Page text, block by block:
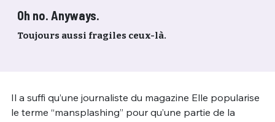
Oh no. Anyways.
Toujours aussi fragiles ceux-là.
Il a suffi qu’une journaliste du magazine Elle popularise
le terme “mansplashing” pour qu’une partie de la
PASSWORD *
MOT DE PASSE Mot de passe perdu ?
CONNEXION
Ma propre sélection